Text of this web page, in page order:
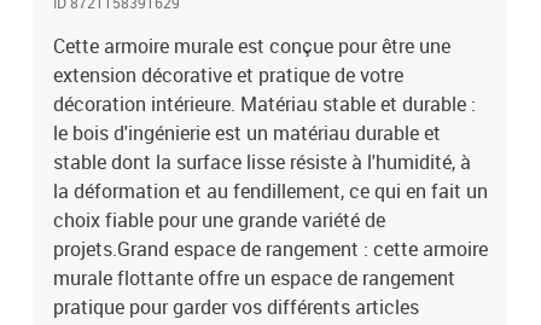
Cette armoire murale est conçue pour être une
extension décorative et pratique de votre
décoration intérieure. Matériau stable et durable :
le bois d'ingénierie est un matériau durable et
stable dont la surface lisse résiste à l'humidité, à
la déformation et au fendillement, ce qui en fait un
choix fiable pour une grande variété de
projets.Grand espace de rangement : cette armoire
murale flottante offre un espace de rangement
pratique pour garder vos différents articles